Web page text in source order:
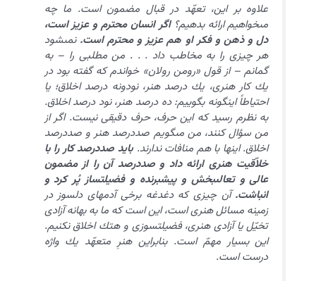
علاوه بر اين، تعهّد در قبال مضمون است. ما چه
مى‏خواهيم ارائه بدهيم؟اگر انسان محترم و عزيز است،
دل و ذهن و فكر او هم عزيز و محترم است. نمى‏شود
هر چيزى را به مخاطب داد . . . من مطلبى را – به
گمانم – از قول «رومن رولان» خواندم كه گفته بود در
يك كار هنرى، يك درصد هنر، نودونه درصد اخلاق؛ يا
احتياطاً اين‏گونه بگوييم: ده درصد هنر، نود درصد اخلاق.
به نظرم رسيد كه اين حرف، حرف دقيقى نيست. اگر از
من سؤال كنند، من مى‏گويم صددرصد هنر و صددرصد
اخلاق. اينها با هم منافات ندارند.بايد صددرصد كار را با
خلاّقيت هنرى ارائه داد و صددرصد آن را از مضمون
عالى و تعالى‏بخش و پيشبرنده و فضيلت‏ساز پُر كرد و
انباشت.آن چيزى كه دغدغه برخى آدمهاى دلسوز در
زمينه مسائل هنرى است، اين است كه ما به بهانه آزادى
تخيّل يا آزادى هنرى، فضيلت‏سوزى و هتك اخلاق نكنيم.
اين بسيار مهمّ است. بنابراين هنرِ متعهّد يك واژه
درست است.